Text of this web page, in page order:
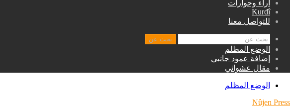
اراء وحوارات
Kurdî
للتواصل معنا
بحث عن
الوضع المظلم
إضافة عمود جانبي
مقال عشوائي
الوضع المظلم
Nûjen Press